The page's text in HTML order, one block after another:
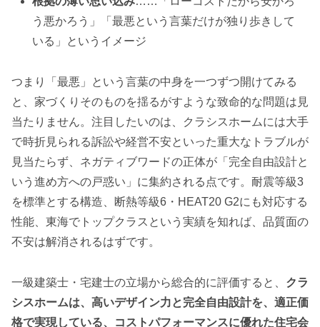
う悪かろう」「最悪という言葉だけが独り歩きして
いる」というイメージ
つまり「最悪」という言葉の中身を一つずつ開けてみる
と、家づくりそのものを揺るがすような致命的な問題は見
当たりません。注目したいのは、クラシスホームには大手
で時折見られる訴訟や経営不安といった重大なトラブルが
見当たらず、ネガティブワードの正体が「完全自由設計と
いう進め方への戸惑い」に集約される点です。耐震等級3
を標準とする構造、断熱等級6・HEAT20 G2にも対応する
性能、東海でトップクラスという実績を知れば、品質面の
不安は解消されるはずです。
一級建築士・宅建士の立場から総合的に評価すると、 クラ
シスホームは、高いデザイン力と完全自由設計を、適正価
格で実現している、コストパフォーマンスに優れた住宅会